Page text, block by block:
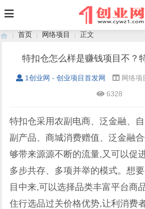
首页
›
网络项目
›
正文
特扣仓怎么样是赚钱项目不？
1创业网 - 创业项目首发网 网络项
6328
特扣仓采用农副电商、泛金融、
副产品、商城消费赠值、泛金融
够带来源源不断的流量,又可以促
多步共存、多项并举的模式。想
目中来,可以选择品类丰富平台商
住行选品过关价格优势,让利消费